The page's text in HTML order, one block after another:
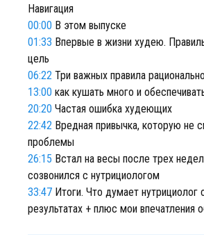
Навигация
00:00 В этом выпуске
01:33 Впервые в жизни худею.
цель
06:22 Три важных правила
13:00 как кушать много и
20:20 Частая ошибка худеющих
22:42 Вредная привычка, которую не
проблемы
26:15 Встал на весы после трех
созвонился с нутрициологом
33:47 Итоги. Что думает нутрициолог
результатах + плюс мои впечатления